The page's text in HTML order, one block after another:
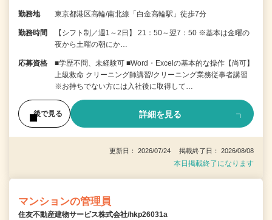
勤務地 東京都港区高輪/南北線「白金高輪駅」徒歩7分
勤務時間
【シフト制／週1～2日】 21：50～翌7：50 ※基本は金曜の
夜から土曜の朝にか…
応募資格
■学歴不問、未経験可 ■Word・Excelの基本的な操作【尚可】
上級救命 クリーニング師講習/クリーニング業務従事者講習
※お持ちでない方には入社後に取得して…
後で見る 詳細を見る
更新日： 2026/07/24 掲載終了日： 2026/08/08
本日掲載終了になります
マンションの管理員
住友不動産建物サービス株式会社/hkp26031a